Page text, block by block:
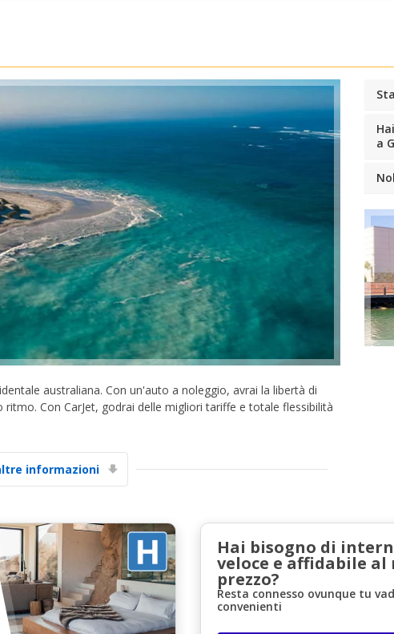
australiana. Con un'auto a noleggio, avrai la libertà di
Con CarJet, godrai delle migliori tariffe e totale flessibilità
informazioni
a
Hai bisogno di
veloce e affidabile
prezzo?
Resta connesso ovunque tu
convenienti